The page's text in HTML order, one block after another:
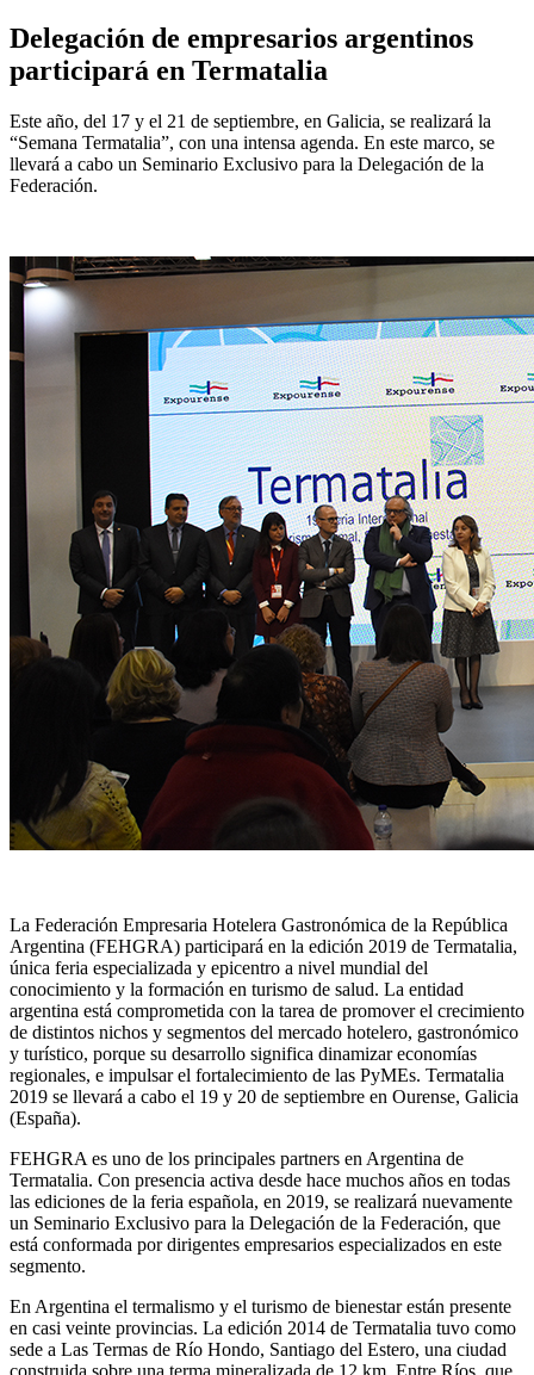
Delegación de empresarios argentinos
participará en Termatalia
Este año, del 17 y el 21 de septiembre, en Galicia, se realizará la
“Semana Termatalia”, con una intensa agenda. En este marco, se
llevará a cabo un Seminario Exclusivo para la Delegación de la
Federación.
La Federación Empresaria Hotelera Gastronómica de la República
Argentina (FEHGRA) participará en la edición 2019 de Termatalia,
única feria especializada y epicentro a nivel mundial del
conocimiento y la formación en turismo de salud. La entidad
argentina está comprometida con la tarea de promover el crecimiento
de distintos nichos y segmentos del mercado hotelero, gastronómico
y turístico, porque su desarrollo significa dinamizar economías
regionales, e impulsar el fortalecimiento de las PyMEs. Termatalia
2019 se llevará a cabo el 19 y 20 de septiembre en Ourense, Galicia
(España).
FEHGRA es uno de los principales partners en Argentina de
Termatalia. Con presencia activa desde hace muchos años en todas
las ediciones de la feria española, en 2019, se realizará nuevamente
un Seminario Exclusivo para la Delegación de la Federación, que
está conformada por dirigentes empresarios especializados en este
segmento.
En Argentina el termalismo y el turismo de bienestar están presente
en casi veinte provincias. La edición 2014 de Termatalia tuvo como
sede a Las Termas de Río Hondo, Santiago del Estero, una ciudad